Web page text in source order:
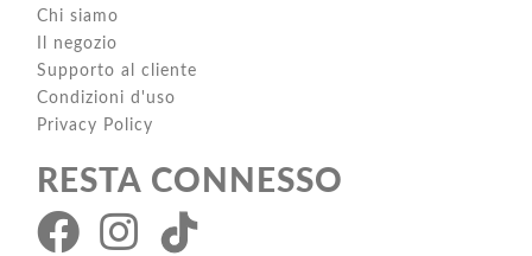
Chi siamo
Il negozio
Supporto al cliente
Condizioni d'uso
Privacy Policy
RESTA CONNESSO